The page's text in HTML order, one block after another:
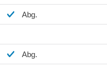
Abg.
Abg.